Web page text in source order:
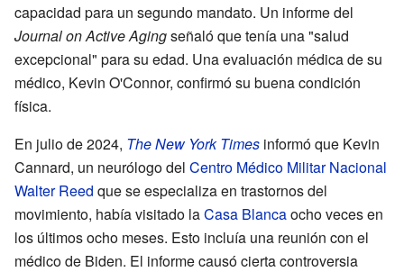
capacidad para un segundo mandato. Un informe del
Journal on Active Agingseñaló que tenía una "salud
excepcional" para su edad. Una evaluación médica de su
médico, Kevin O'Connor, confirmó su buena condición
física.
En julio de 2024, The New York Times informó que Kevin
Cannard, un neurólogo del Centro Médico Militar Nacional
Walter Reed que se especializa en trastornos del
movimiento, había visitado laCasa Blancaocho veces en
los últimos ocho meses. Esto incluía una reunión con el
médico de Biden. El informe causó cierta controversia